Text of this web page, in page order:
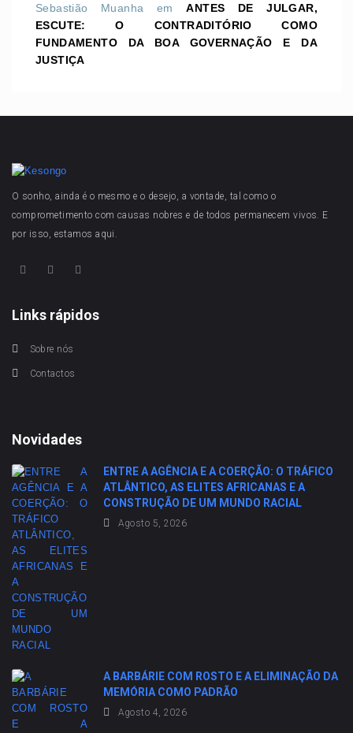
Sebastião Muanha emANTES DE JULGAR,
ESCUTE: O CONTRADITÓRIO COMO
FUNDAMENTO DA BOA GOVERNAÇÃO E DA
JUSTIÇA
O sonho, ainda é o mesmo e o desejo, a vontade, tal como o
comprometimento com causas nobres e de todos permanecem vivos. E
por isso, estamos aqui.
Links rápidos
Sobre nós
Contactos
Novidades
ENTRE A AGÊNCIA E A COERÇÃO: O TRÁFICO
ATLÂNTICO, AS ELITES AFRICANAS E A
CONSTRUÇÃO DE UM MUNDO RACIAL
Agosto 5, 2026
A BARBÁRIE COM ROSTO E A ELIMINAÇÃO DA
MEMÓRIA COMO PADRÃO
Agosto 4, 2026